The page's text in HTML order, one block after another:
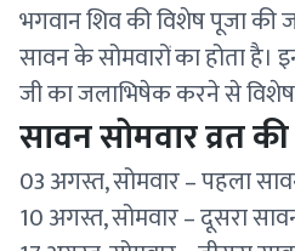
भगवान शिव की विशेष पूजा की
सावन के सोमवारों का होता है।
जी का जलाभिषेक करने से विशेष
सावन सोमवार व्रत
03 अगस्त, सोमवार – पहला
10 अगस्त, सोमवार – दूसरा